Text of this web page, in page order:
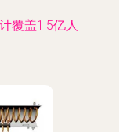
覆盖1.5亿人